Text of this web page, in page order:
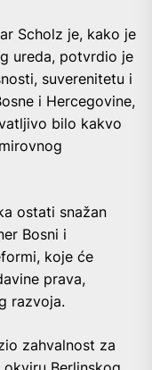
Scholz je, kako je
ureda, potvrdio je
suverenitetu i
i Hercegovine,
bilo kakvo
ostati snažan
Bosni i
koje će
prava,
razvoja.
zahvalnost za